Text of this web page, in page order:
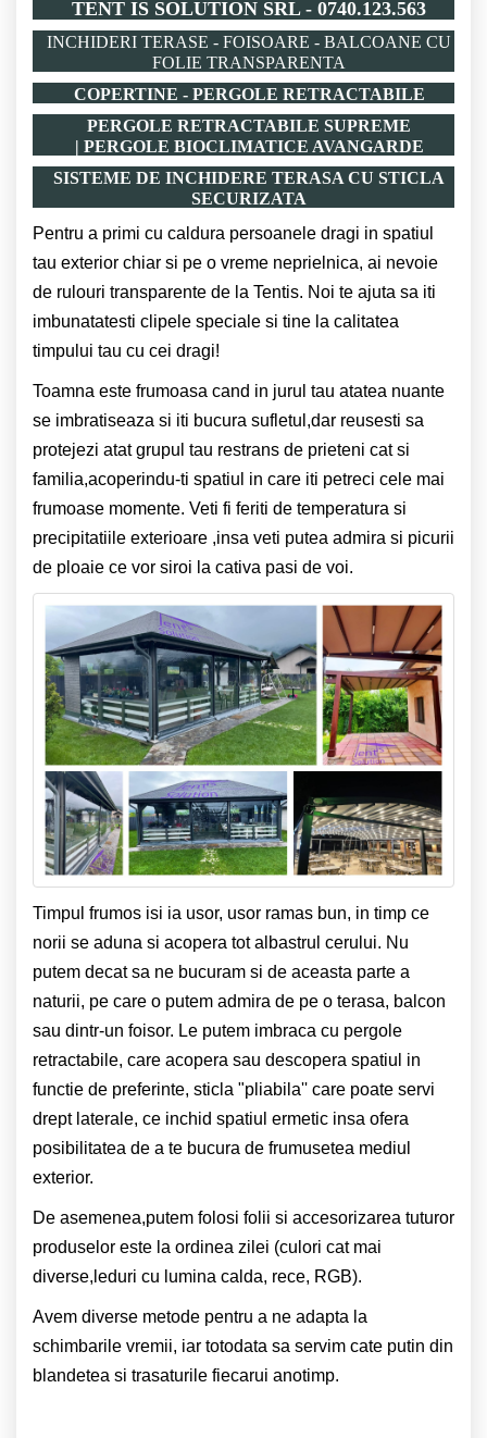
TENT IS SOLUTION SRL - 0740.123.563
INCHIDERI TERASE - FOISOARE - BALCOANE CU
FOLIE TRANSPARENTA
COPERTINE - PERGOLE RETRACTABILE
PERGOLE RETRACTABILE SUPREME
| PERGOLE BIOCLIMATICE AVANGARDE
SISTEME DE INCHIDERE TERASA CU STICLA
SECURIZATA
Pentru a primi cu caldura persoanele dragi in spatiul
tau exterior chiar si pe o vreme neprielnica, ai nevoie
de rulouri transparente de la Tentis. Noi te ajuta sa iti
imbunatatesti clipele speciale si tine la calitatea
timpului tau cu cei dragi!
Toamna este frumoasa cand in jurul tau atatea nuante
se imbratiseaza si iti bucura sufletul,dar reusesti sa
protejezi atat grupul tau restrans de prieteni cat si
familia,acoperindu-ti spatiul in care iti petreci cele mai
frumoase momente. Veti fi feriti de temperatura si
precipitatiile exterioare ,insa veti putea admira si picurii
de ploaie ce vor siroi la cativa pasi de voi.
Timpul frumos isi ia usor, usor ramas bun, in timp ce
norii se aduna si acopera tot albastrul cerului. Nu
putem decat sa ne bucuram si de aceasta parte a
naturii, pe care o putem admira de pe o terasa, balcon
sau dintr-un foisor. Le putem imbraca cu pergole
retractabile, care acopera sau descopera spatiul in
functie de preferinte, sticla "pliabila'' care poate servi
drept laterale, ce inchid spatiul ermetic insa ofera
posibilitatea de a te bucura de frumusetea mediul
exterior.
De asemenea,putem folosi folii si accesorizarea tuturor
produselor este la ordinea zilei (culori cat mai
diverse,leduri cu lumina calda, rece, RGB).
Avem diverse metode pentru a ne adapta la
schimbarile vremii, iar totodata sa servim cate putin din
blandetea si trasaturile fiecarui anotimp.